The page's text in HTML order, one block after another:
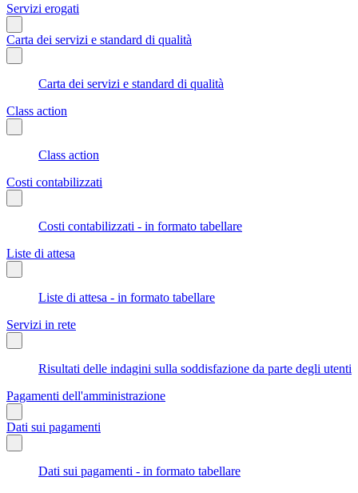
Servizi erogati
Carta dei servizi e standard di qualità
Carta dei servizi e standard di qualità
Class action
Class action
Costi contabilizzati
Costi contabilizzati - in formato tabellare
Liste di attesa
Liste di attesa - in formato tabellare
Servizi in rete
Risultati delle indagini sulla soddisfazione da parte degli utenti
Pagamenti dell'amministrazione
Dati sui pagamenti
Dati sui pagamenti - in formato tabellare